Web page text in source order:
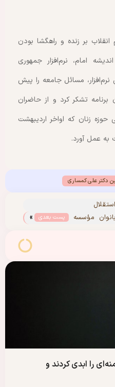
بر زنده و راهگشا بودن
امام، نرم‌افزار جمهوری
مسائل جامعه را پیش
برنامه تشکر کرد و از حاضران
زنان که اواخر اردیبهشت
به عمل آورد.
دکتر علی کمساری
مؤسسه
پست بعدی »
را ابدی کردند و